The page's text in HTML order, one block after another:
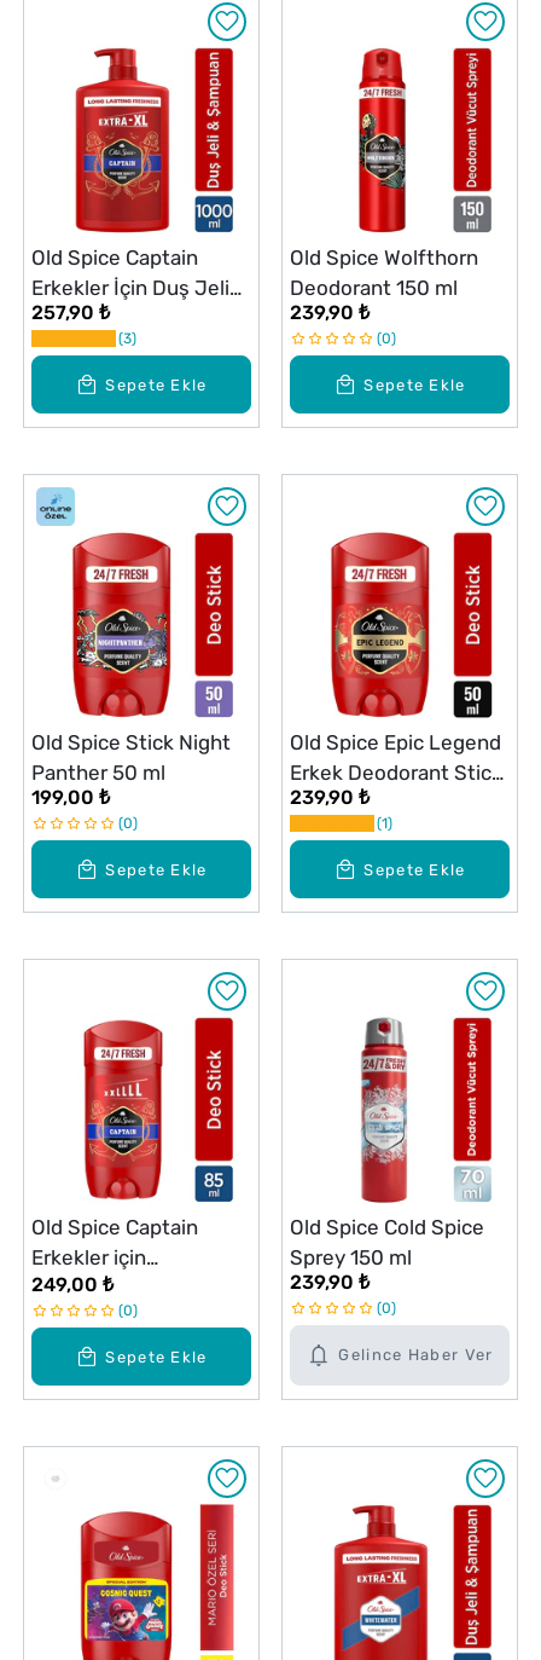
Sepete Ekle
Old Spice Captain
Erkekler İçin Duş Jeli
ve Şampuan 1000 ml
Ekstra-XL
257,90 ₺
3
Sepete Ekle
Old Spice Wolfthorn
Deodorant 150 ml
239,90 ₺
0
Sepete Ekle
Old Spice Stick Night
Panther 50 ml
199,00 ₺
0
Sepete Ekle
Old Spice Epic Legend
Erkek Deodorant Stick
50 ml
239,90 ₺
1
Sepete Ekle
Old Spice Captain
Erkekler için
Deodorant Stick 85 ml
XL Büyük Boy
249,00 ₺
0
Gelince Haber Ver
Old Spice Cold Spice
Sprey 150 ml
239,90 ₺
0